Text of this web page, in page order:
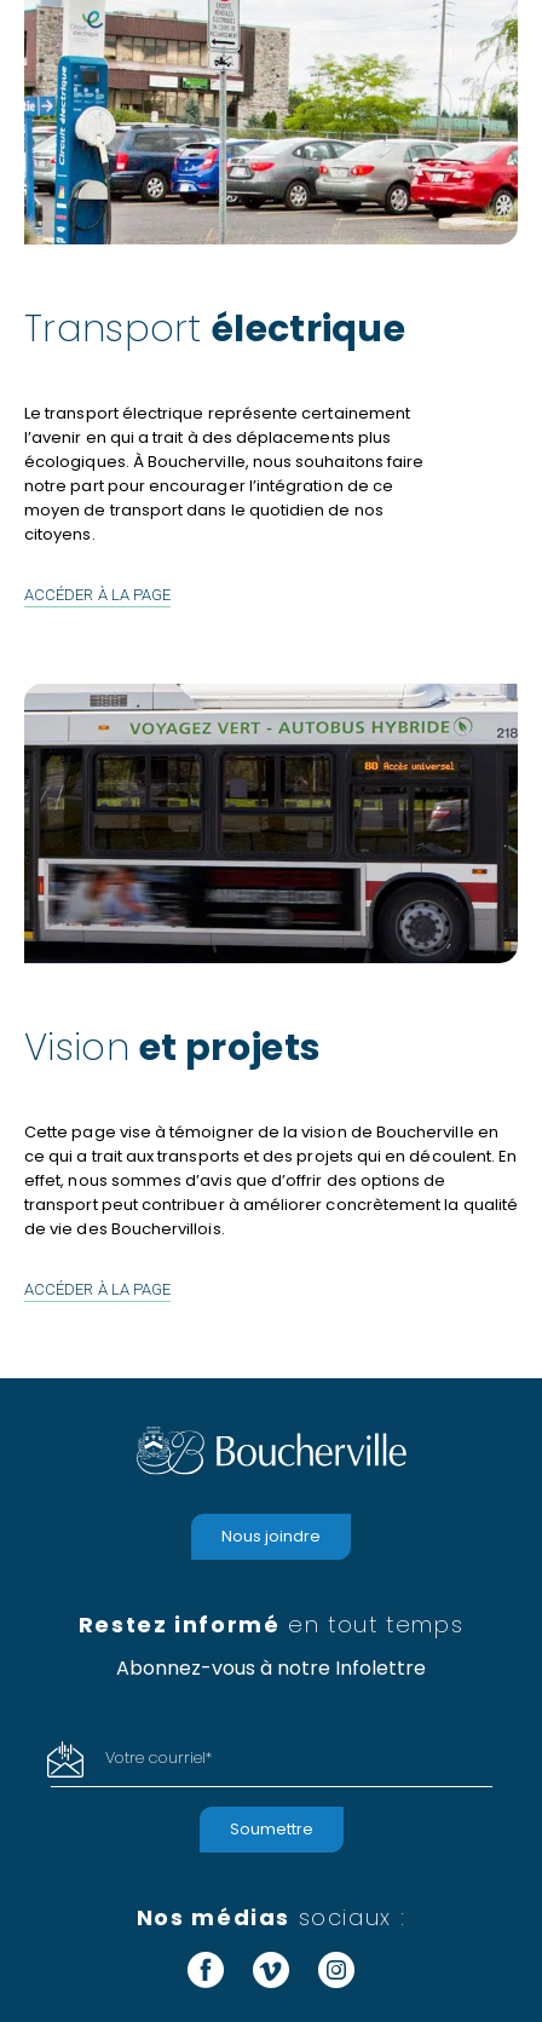
Transport électrique
Le transport électrique représente certainement
l’avenir en qui a trait à des déplacements plus
écologiques. À Boucherville, nous souhaitons faire
notre part pour encourager l’intégration de ce
moyen de transport dans le quotidien de nos
citoyens.
ACCÉDER À LA PAGETRANSPORT
Visionet projets
Cette page vise à témoigner de la vision de Boucherville en
ce qui a trait aux transports et des projets qui en découlent. En
effet, nous sommes d’avis que d’offrir des options de
transport peut contribuer à améliorer concrètement la qualité
de vie des Bouchervillois.
ACCÉDER À LA PAGEVISION
Restez informé en tout temps
Abonnez-vous à notre Infolettre
Votre courriel*
Nous joindre
Nos médias sociaux :
Facebook
VimeoInstagram